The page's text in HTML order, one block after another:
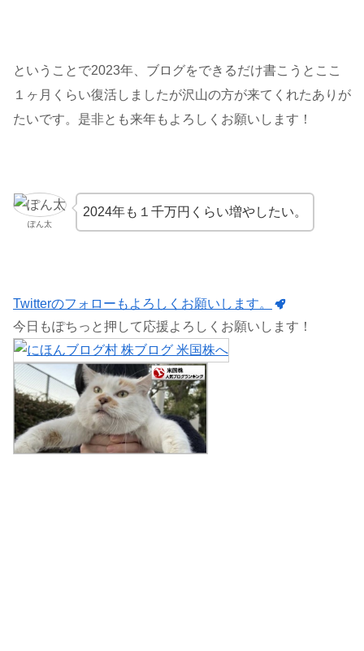
ということで2023年、ブログをできるだけ書こうとここ
１ヶ月くらい復活しましたが沢山の方が来てくれたありが
たいです。是非とも来年もよろしくお願いします！
ぽん太
2024年も１千万円くらい増やしたい。
Twitterのフォローもよろしくお願いします。
今日もぽちっと押して応援よろしくお願いします！